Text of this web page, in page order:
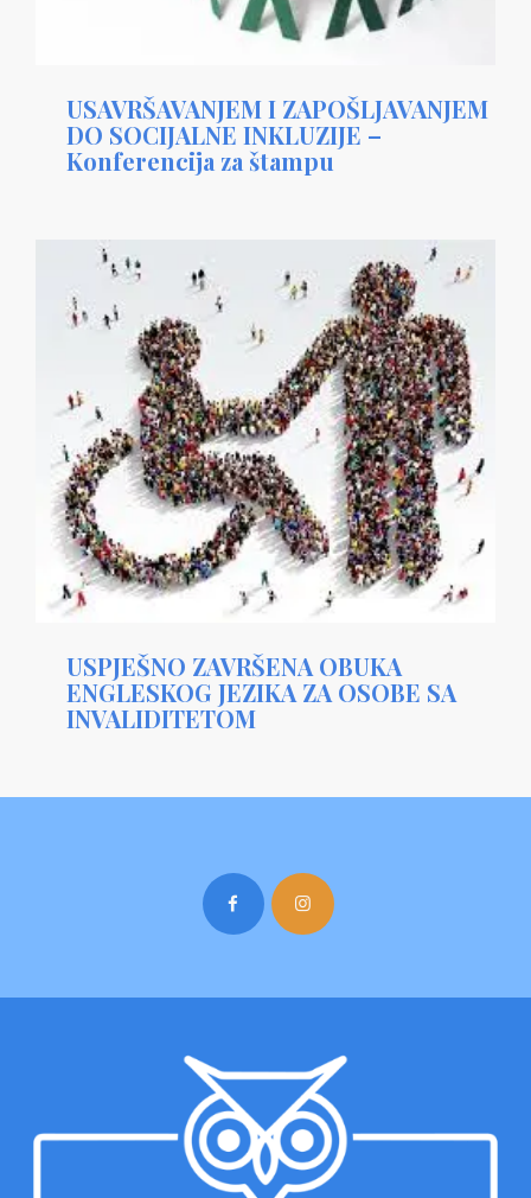
USAVRŠAVANJEM I ZAPOŠLJAVANJEM
DO SOCIJALNE INKLUZIJE –
Konferencija za štampu
USPJEŠNO ZAVRŠENA OBUKA
ENGLESKOG JEZIKA ZA OSOBE SA
INVALIDITETOM